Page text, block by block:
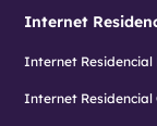
Internet
Internet Residencial
Internet Residencial